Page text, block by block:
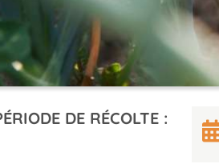
DE RÉCOLTE :